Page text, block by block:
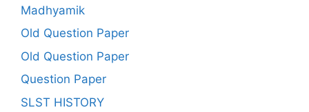
Madhyamik
Old Question Paper
Old Question Paper
Question Paper
SLST HISTORY